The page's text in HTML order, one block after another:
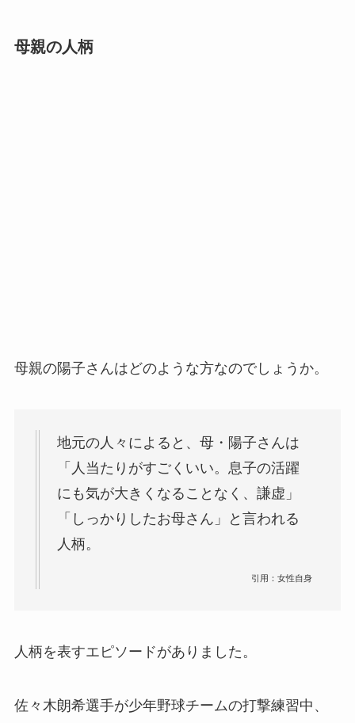
母親の人柄
母親の陽子さんはどのような方なのでしょうか。
地元の人々によると、母・陽子さんは
「人当たりがすごくいい。息子の活躍
にも気が大きくなることなく、謙虚」
「しっかりしたお母さん」と言われる
人柄。
引用：女性自身
人柄を表すエピソードがありました。
佐々木朗希選手が少年野球チームの打撃練習中、